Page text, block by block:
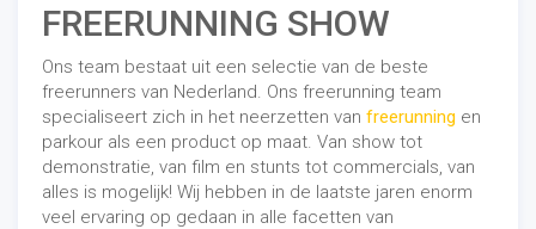
FREERUNNING SHOW
Ons team bestaat uit een selectie van de beste
freerunners van Nederland. Ons freerunning team
specialiseert zich in het neerzetten van freerunning en
parkour als een product op maat. Van show tot
demonstratie, van film en stunts tot commercials, van
alles is mogelijk! Wij hebben in de laatste jaren enorm
veel ervaring op gedaan in alle facetten van